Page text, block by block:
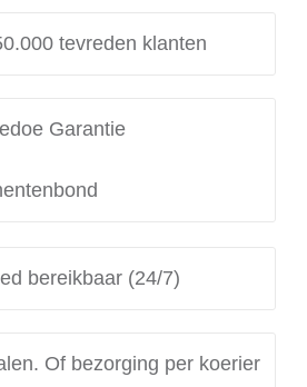
tevreden klanten
Garantie
bereikbaar (24/7)
Of bezorging per koerier